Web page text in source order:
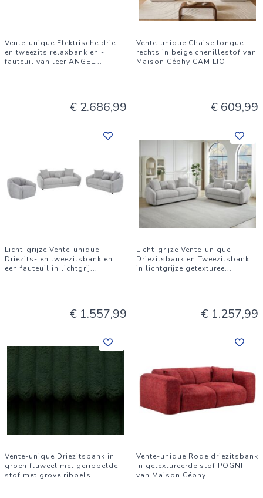
Vente-unique Elektrische drie-
en tweezits relaxbank en -
fauteuil van leer ANGEL...
€ 2.686,99
Vente-unique Chaise longue
rechts in beige chenillestof van
Maison Céphy CAMILIO
€ 609,99
Licht-grijze Vente-unique
Driezits- en tweezitsbank en
een fauteuil in lichtgrij...
€ 1.557,99
Licht-grijze Vente-unique
Driezitsbank en Tweezitsbank
in lichtgrijze getexturee...
€ 1.257,99
Vente-unique Driezitsbank in
groen fluweel met geribbelde
stof met grove ribbels...
Vente-unique Rode driezitsbank
in getextureerde stof POGNI
van Maison Céphy